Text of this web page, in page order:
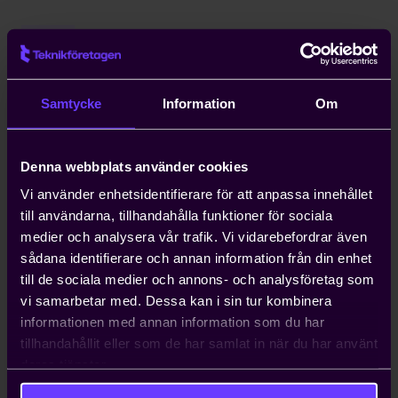
Samtycke Information Om
Denna webbplats använder cookies
Vi använder enhetsidentifierare för att anpassa innehållet
till användarna, tillhandahålla funktioner för sociala
medier och analysera vår trafik. Vi vidarebefordrar även
sådana identifierare och annan information från din enhet
till de sociala medier och annons- och analysföretag som
vi samarbetar med. Dessa kan i sin tur kombinera
informationen med annan information som du har
tillhandahållit eller som de har samlat in när du har använt
Hjälp med snabb handläggning
av arbetstillstånd
problem för entreprenörer, och att
anställa icke-EU-medborgare kan ta upp
arbetstillstånd på tio dagar.
Hjälp med att driva viktiga
näringspolitiska frågor
Vi bedriver påverkans- och
opinionsarbete i Sverige och EU för att
ta tillvara våra medlemmars intressen.
Genom oss har du möjlighet att påverka
beslut som du som enskilt företag i
vanliga fall bara får ta konsekvenserna av.